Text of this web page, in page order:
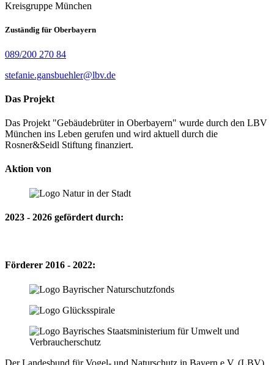
Kreisgruppe München
Zuständig für Oberbayern
089/200 270 84
stefanie.gansbuehler@lbv.de
Das Projekt
Das Projekt "Gebäudebrüter in Oberbayern" wurde durch den LBV
München ins Leben gerufen und wird aktuell durch die
Rosner&Seidl Stiftung finanziert.
Aktion von
2023 - 2026 gefördert durch:
Förderer 2016 - 2022:
Der Landesbund für Vogel- und Naturschutz in Bayern e.V. (LBV)